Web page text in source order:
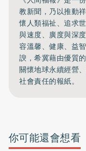
教新聞，乃以推動
懷人類福祉、追求
與速度、廣度與深
容溫馨、健康、益
諛，希冀藉由優質
關懷地球永續經營
社會責任的報紙。
你可能還會想看